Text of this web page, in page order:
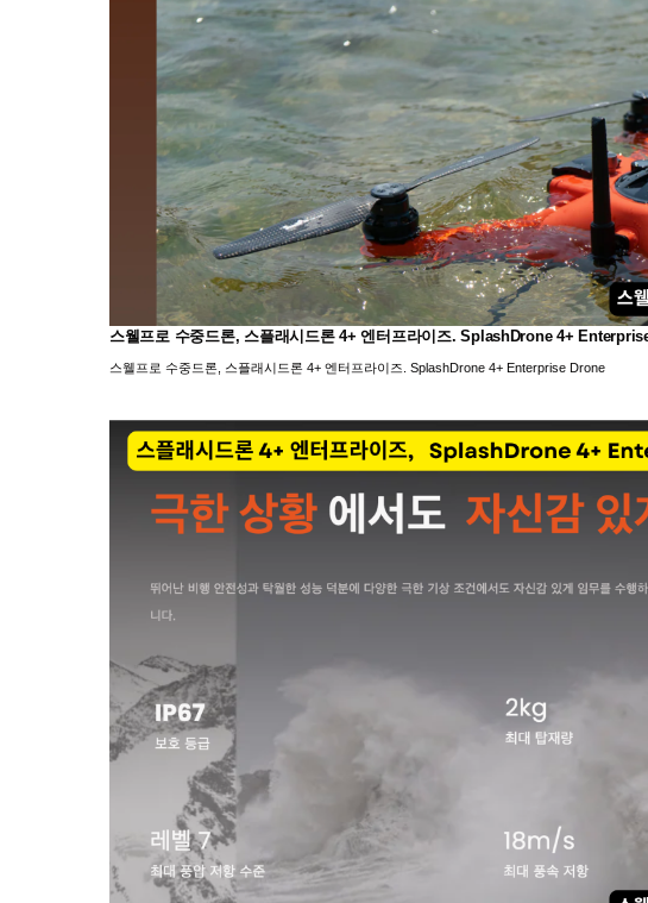
스웰프로 수중드론, 스플래시드론 4+ 엔터프라이즈. SplashDrone 4+
스웰프로 수중드론, 스플래시드론 4+ 엔터프라이즈. SplashDrone 4+ Enterprise Drone